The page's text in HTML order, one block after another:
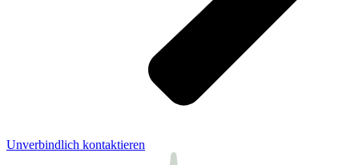
Unverbindlich kontaktieren